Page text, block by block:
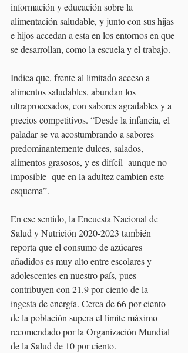
información y educación sobre la
alimentación saludable, y junto con sus hijas
e hijos accedan a esta en los entornos en que
se desarrollan, como la escuela y el trabajo.
Indica que, frente al limitado acceso a
alimentos saludables, abundan los
ultraprocesados, con sabores agradables y a
precios competitivos. “Desde la infancia, el
paladar se va acostumbrando a sabores
predominantemente dulces, salados,
alimentos grasosos, y es difícil -aunque no
imposible- que en la adultez cambien este
esquema”.
En ese sentido, la Encuesta Nacional de
Salud y Nutrición 2020-2023 también
reporta que el consumo de azúcares
añadidos es muy alto entre escolares y
adolescentes en nuestro país, pues
contribuyen con 21.9 por ciento de la
ingesta de energía. Cerca de 66 por ciento
de la población supera el límite máximo
recomendado por la Organización Mundial
de la Salud de 10 por ciento.